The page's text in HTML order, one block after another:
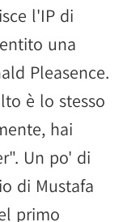
l'IP di
una
Pleasence.
è lo stesso
hai
Un po' di
di Mustafa
primo